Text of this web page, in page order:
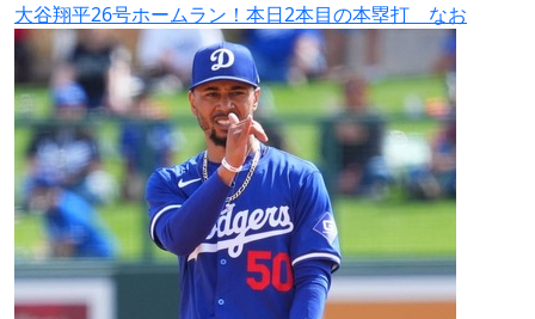
大谷翔平26号ホームラン！本日2本目の本塁打 なお